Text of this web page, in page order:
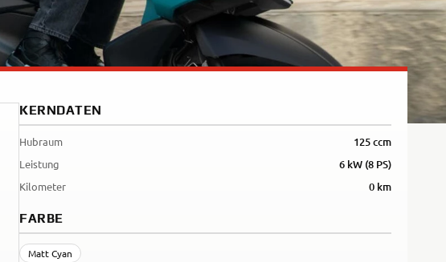
KERNDATEN
Hubraum 125 ccm
Leistung 6 kW (8 PS)
Kilometer 0 km
FARBE
Matt Cyan